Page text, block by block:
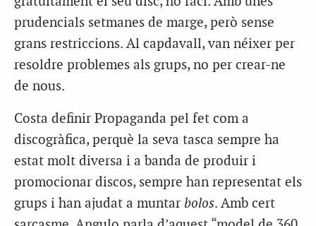
prudencials setmanes de marge, però sense
grans restriccions. Al capdavall, van néixer per
resoldre problemes als grups, no per crear-ne
de nous.
Costa definir Propaganda pel fet com a
discogràfica, perquè la seva tasca sempre ha
estat molt diversa i a banda de produir i
promocionar discos, sempre han representat els
grups i han ajudat a muntar bolos. Amb cert